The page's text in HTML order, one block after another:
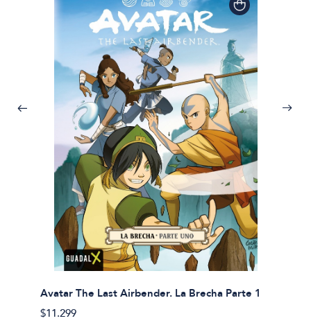
Avatar The Last Airbender. La Brecha Parte 1
$11.299